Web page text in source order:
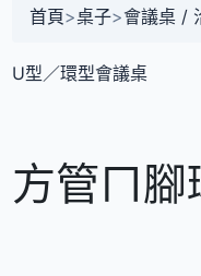
首頁>桌子>會議桌 /
U型／環型會議桌
方管ㄇ腳